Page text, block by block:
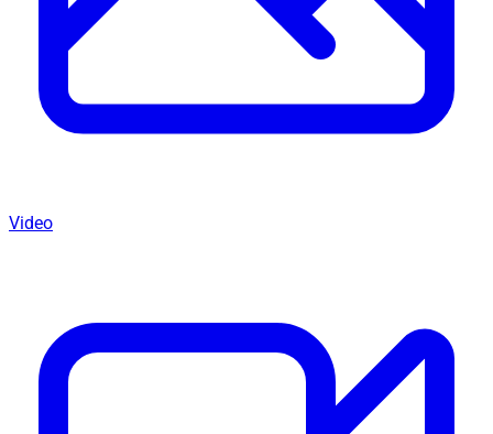
Video